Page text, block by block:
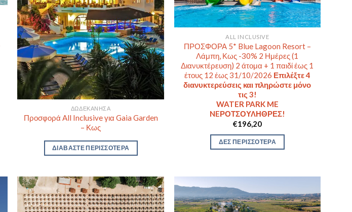
ΔΩΔΕΚΆΝΗΣΑ
Προσφορά All Inclusive για Gaia Garden
– Κως
ΔΙΑΒΆΣΤΕ ΠΕΡΙΣΣΌΤΕΡΑ
ALL INCLUSIVE
ΠΡΟΣΦΟΡΑ 5* Blue Lagoon Resort –
Λάμπη, Κως -30% 2 Ημέρες (1
Διανυκτέρευση) 2 άτομα + 1 παιδί έως 1
έτους 12 έως 31/10/2026 Επιλέξτε 4
διανυκτερεύσεις και πληρώστε μόνο
τις 3!
WATER PARK ME
NEΡΟΤΣΟΥΛΗΘΡΕΣ!
€196,20
ΔΕΣ ΠΕΡΙΣΣΟΤΕΡΑ